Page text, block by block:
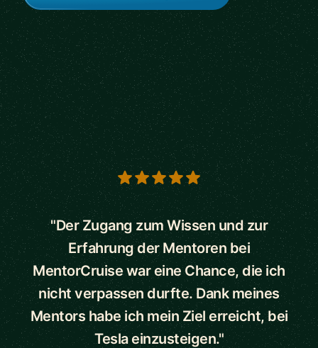
5 out of 5 stars
"Der Zugang zum Wissen und zur
Erfahrung der Mentoren bei
MentorCruise war eine Chance, die ich
nicht verpassen durfte. Dank meines
Mentors habe ich mein Ziel erreicht, bei
Tesla einzusteigen."